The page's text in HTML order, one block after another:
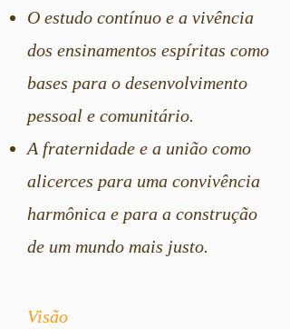
O estudo contínuo e a vivência
dos ensinamentos espíritas como
bases para o desenvolvimento
pessoal e comunitário.
A fraternidade e a união como
alicerces para uma convivência
harmônica e para a construção
de um mundo mais justo.
Visão